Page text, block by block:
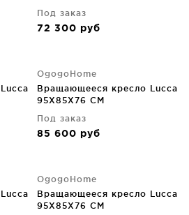
Под заказ
72 300 руб
OgogoHome
Вращающееся кресло Lucca
95X85X76 CM
Под заказ
85 600 руб
OgogoHome
Вращающееся кресло Lucca
95X85X76 CM